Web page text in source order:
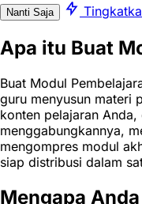
Nanti Saja
Apa itu Buat
Buat Modul
guru menyusun materi
konten pelajaran
menggabungkannya,
mengompres modul
siap distribusi dalam
Mengapa